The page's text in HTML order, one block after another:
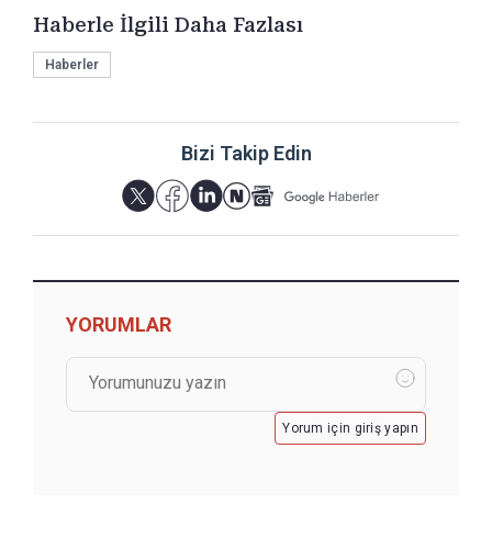
Haberle İlgili Daha Fazlası
Haberler
Bizi Takip Edin
YORUMLAR
Yorum için giriş yapın